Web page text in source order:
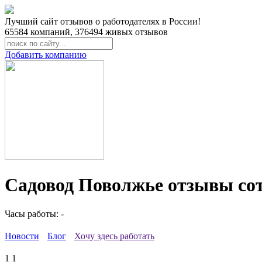
Лучший сайт отзывов о работодателях в России!
65584 компаний, 376494 живых отзывов
Добавить компанию
Садовод Поволжье отзывы
Часы работы: -
Новости Блог Хочу здесь работать
1 1